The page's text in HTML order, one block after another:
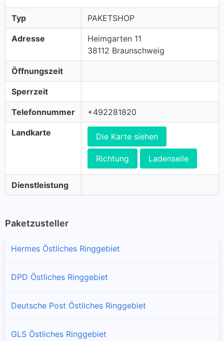
Typ PAKETSHOP
Adresse
Heimgarten 11
38112 Braunschweig
Öffnungszeit
Sperrzeit
Telefonnummer +492281820
Landkarte Die Karte siehen
Richtung Ladenseile
Dienstleistung
Paketzusteller
Hermes Östliches Ringgebiet
DPD Östliches Ringgebiet
Deutsche Post Östliches Ringgebiet
GLS Östliches Ringgebiet